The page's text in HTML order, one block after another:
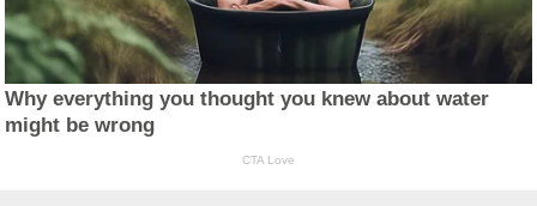
Why everything you thought you knew about water
might be wrong
CTA Love